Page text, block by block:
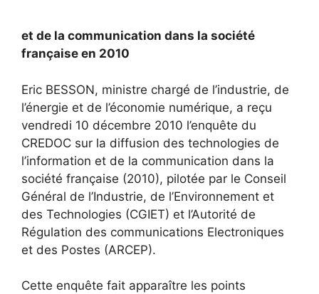
et de la communication dans la société
française en 2010
Eric BESSON, ministre chargé de l’industrie, de
l’énergie et de l’économie numérique, a reçu
vendredi 10 décembre 2010 l’enquête du
CREDOC sur la diffusion des technologies de
l’information et de la communication dans la
société française (2010), pilotée par le Conseil
Général de l’Industrie, de l’Environnement et
des Technologies (CGIET) et l’Autorité de
Régulation des communications Electroniques
et des Postes (ARCEP).
Cette enquête fait apparaître les points